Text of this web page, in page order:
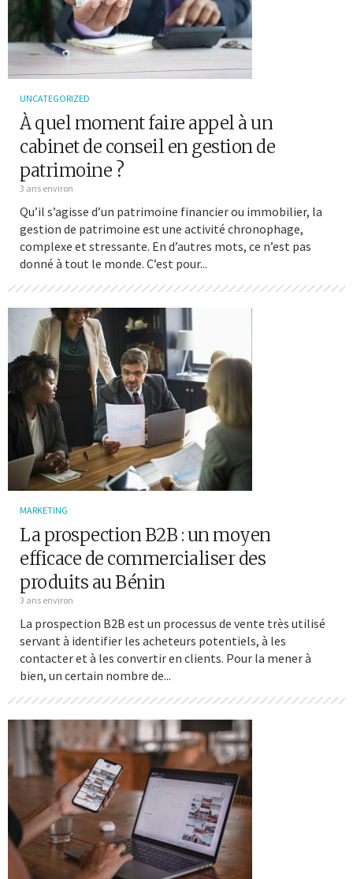
UNCATEGORIZED
À quel moment faire appel à un
cabinet de conseil en gestion de
patrimoine ?
3 ans environ
Qu’il s’agisse d’un patrimoine financier ou immobilier, la
gestion de patrimoine est une activité chronophage,
complexe et stressante. En d’autres mots, ce n’est pas
donné à tout le monde. C’est pour...
MARKETING
La prospection B2B : un moyen
efficace de commercialiser des
produits au Bénin
3 ans environ
La prospection B2B est un processus de vente très utilisé
servant à identifier les acheteurs potentiels, à les
contacter et à les convertir en clients. Pour la mener à
bien, un certain nombre de...